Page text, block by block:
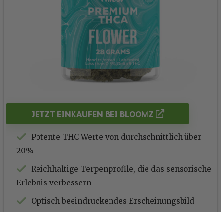
JETZT EINKAUFEN BEI BLOOMZ
Potente THC-Werte von durchschnittlich über
20%
Reichhaltige Terpenprofile, die das sensorische
Erlebnis verbessern
Optisch beeindruckendes Erscheinungsbild